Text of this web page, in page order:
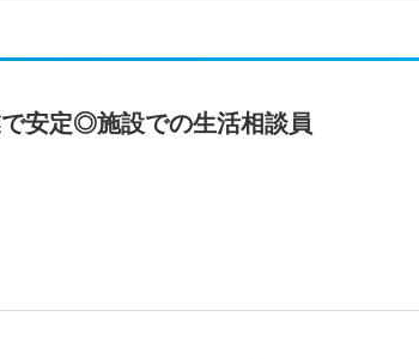
安定◎施設での生活相談員